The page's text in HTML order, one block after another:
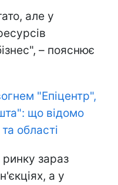
але у
– пояснює
"Епіцентр",
що відомо
області
зараз
а у